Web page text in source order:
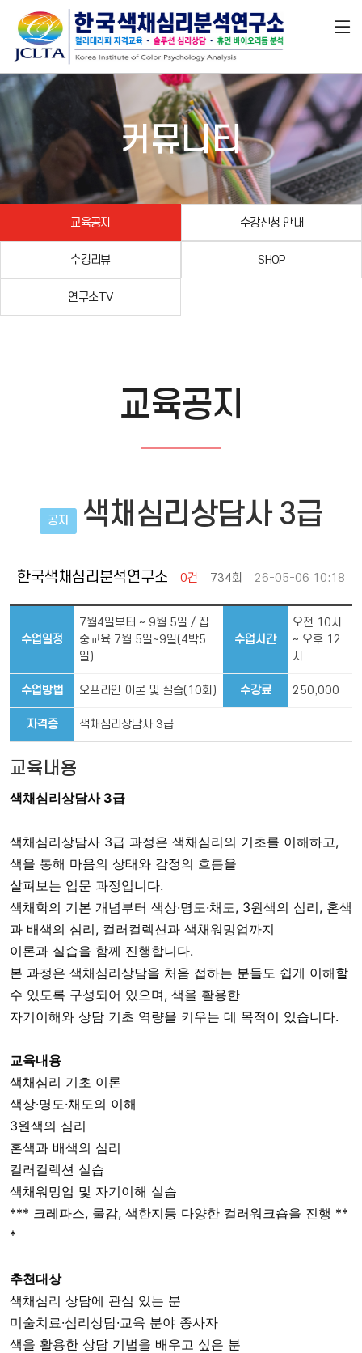
커뮤니티
교육공지 수강신청 안내
수강리뷰 SHOP
연구소TV
교육공지
공지 색채심리상담사 3급
한국색채심리분석연구소 0건 734회 26-05-06 10:18
수업일정
7월4일부터 ~ 9월 5일 / 집
중교육 7월 5일~9일(4박5
일)
수업시간
오전 10시
~ 오후 12
시
수업방법 오프라인 이론 및 실습(10회) 수강료 250,000
자격증 색채심리상담사 3급
교육내용
색채심리상담사 3급
색채심리상담사 3급 과정은 색채심리의 기초를 이해하고,
색을 통해 마음의 상태와 감정의 흐름을
살펴보는 입문 과정입니다.
색채학의 기본 개념부터 색상·명도·채도, 3원색의 심리, 혼색
과 배색의 심리, 컬러컬렉션과 색채워밍업까지
이론과 실습을 함께 진행합니다.
본 과정은 색채심리상담을 처음 접하는 분들도 쉽게 이해할
수 있도록 구성되어 있으며, 색을 활용한
자기이해와 상담 기초 역량을 키우는 데 목적이 있습니다.
교육내용
색채심리 기초 이론
색상·명도·채도의 이해
3원색의 심리
혼색과 배색의 심리
컬러컬렉션 실습
색채워밍업 및 자기이해 실습
*** 크레파스, 물감, 색한지등 다양한 컬러워크숍을 진행 **
*
추천대상
색채심리 상담에 관심 있는 분
미술치료·심리상담·교육 분야 종사자
색을 활용한 상담 기법을 배우고 싶은 분